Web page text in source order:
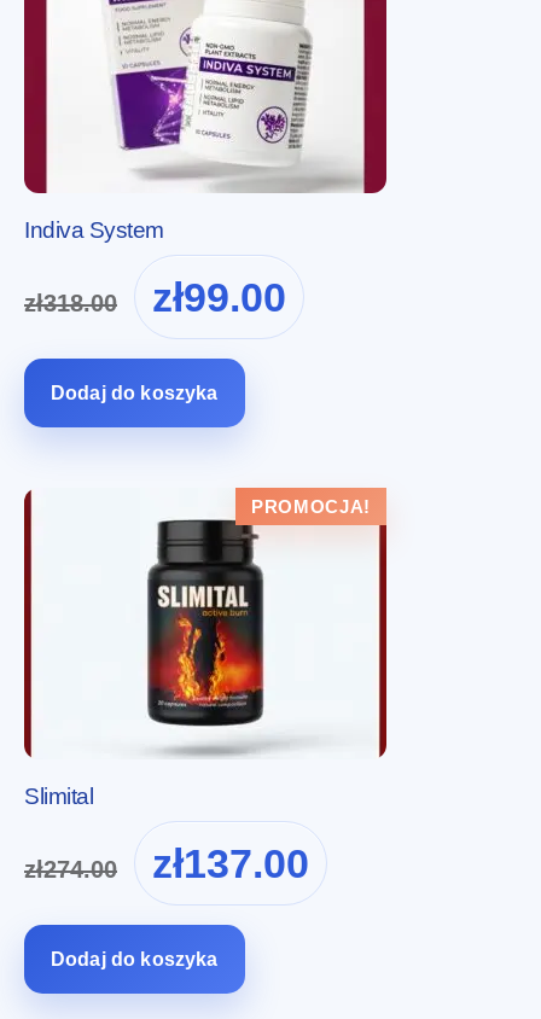
Indiva System
zł318.00
Pierwotna
cena
wynosiła:
zł99.00
cena
Dodaj do koszyka
PROMOCJA!
Slimital
zł274.00
Pierwotna
cena
wynosiła:
zł137.00
cena
Dodaj do koszyka